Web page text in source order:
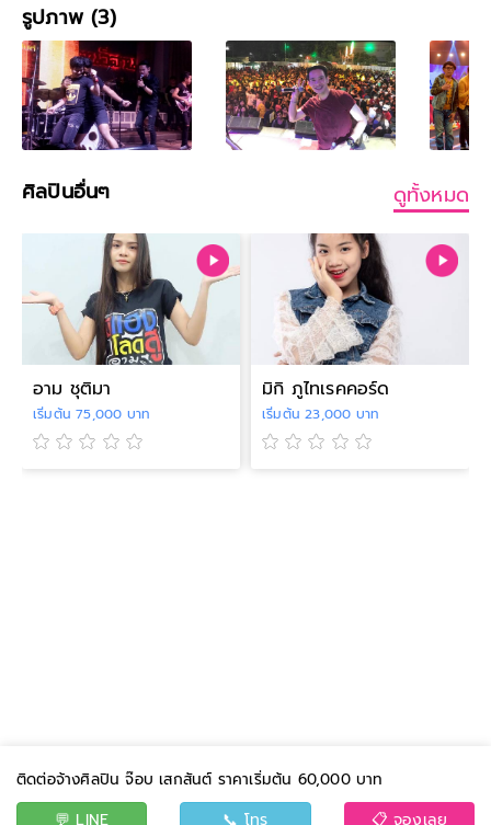
รูปภาพ (3)
ศิลปินอื่นๆ ดูทั้งหมด
อาม ชุติมา
เริ่มต้น 75,000 บาท
มิกิ ภูไทเรคคอร์ด
เริ่มต้น 23,000 บาท
ติดต่อจ้างศิลปิน จ๊อบ เสกสันต์ ราคาเริ่มต้น 60,000 บาท
💬 LINE
📞 โทร 📋 จองเลย